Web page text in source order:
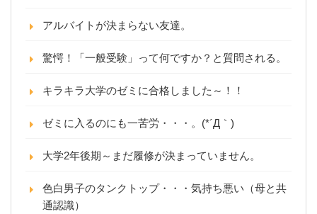
アルバイトが決まらない友達。
驚愕！「一般受験」って何ですか？と質問される。
キラキラ大学のゼミに合格しました～！！
ゼミに入るのにも一苦労・・・。(*´Д｀)
大学2年後期～まだ履修が決まっていません。
色白男子のタンクトップ・・・気持ち悪い（母と共
通認識）